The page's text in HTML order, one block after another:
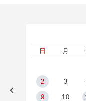
日 月
2 3
9 10